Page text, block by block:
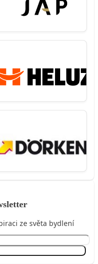
ze světa bydlení